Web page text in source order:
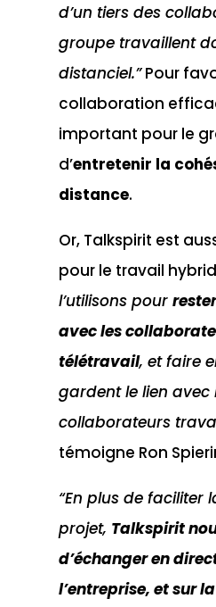
d’un tiers des
groupe travaillent
distanciel.”Pour
collaboration
important pour le
d’entretenir la
distance.
Or, Talkspirit est
pour le travail
l’utilisons pour
avec les
télétravail, et faire
gardent le lien avec
collaborateurs
témoigne Ron
“En plus de faciliter
projet, Talkspirit
d’échanger en
l’entreprise, et sur